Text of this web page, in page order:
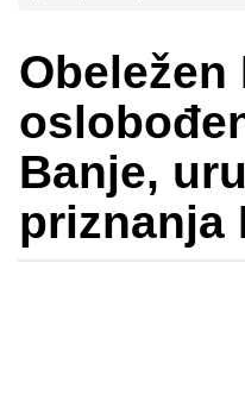
Obeležen
Banje,
priznanja